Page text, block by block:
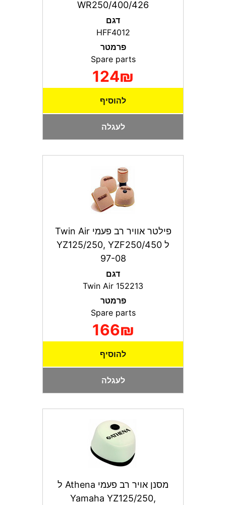
WR250/400/426
דגם
HFF4012
פרמטר
Spare parts
124₪
להוסיף
לעגלה
פילטר אוויר רב פעמי Twin Air
ל YZ125/250, YZF250/450
97-08
דגם
Twin Air 152213
פרמטר
Spare parts
166₪
להוסיף
לעגלה
מסנן אויר רב פעמי Athena ל
Yamaha YZ125/250,